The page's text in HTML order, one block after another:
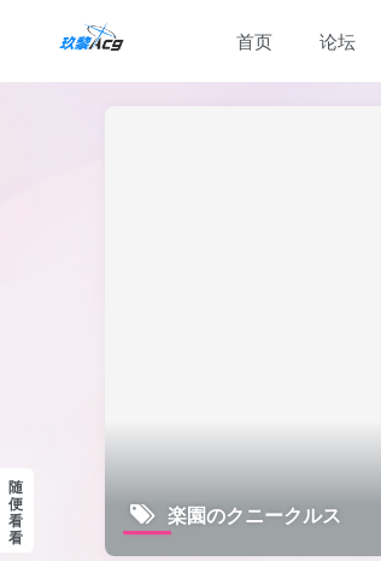
首页 论坛
楽園のクニークルス
随
便
看
看